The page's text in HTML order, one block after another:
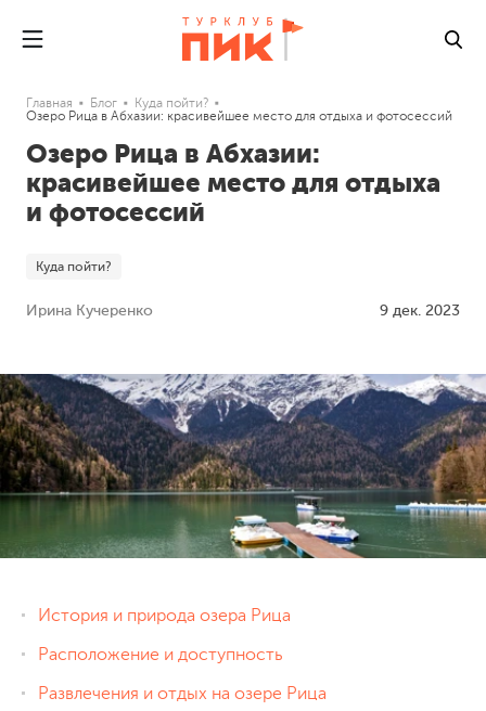
Главная Блог
Куда пойти?
Озеро Рица в Абхазии: красивейшее место для отдыха и фотосессий
Озеро Рица в Абхазии:
красивейшее место для отдыха
и фотосессий
Куда пойти?
Ирина Кучеренко 9 дек. 2023
История и природа озера Рица
Расположение и доступность
Развлечения и отдых на озере Рица